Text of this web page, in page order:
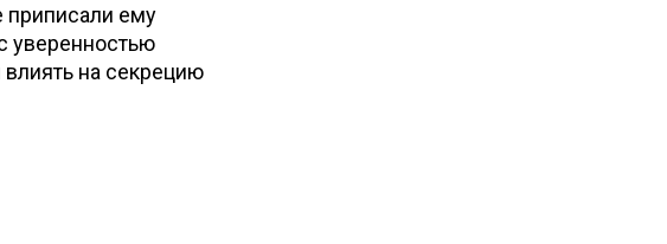
приписали ему
уверенностью
на секрецию